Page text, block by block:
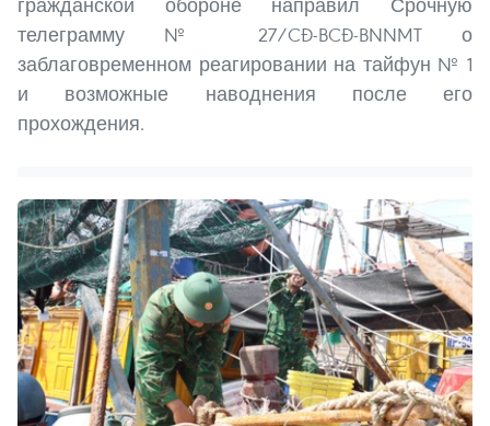
гражданской обороне направил Срочную
телеграмму № 27/CĐ-BCĐ-BNNMT о
заблаговременном реагировании на тайфун № 1
и возможные наводнения после его
прохождения.